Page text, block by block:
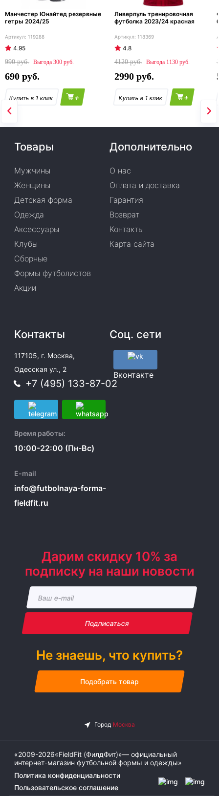
Манчестер Юнайтед резервные
гетры 2024/25
119288
4.95
990
300
690
+
Ливерпуль тренировочная
футболка 2023/24 красная
118369
4.8
4120
1130
2990
+
Товары
Мужчины
Женщины
Детская форма
Одежда
Аксессуары
Клубы
Сборные
Формы футболистов
Акции
Дополнительно
О нас
Оплата и доставка
Гарантия
Возврат
Контакты
Карта сайта
Контакты
117105, г. Москва,
Одесская ул., 2
+7 (495) 133-87-02
Время работы:
10:00-22:00 (Пн-Вс)
E-mail
info@futbolnaya-forma-
fieldfit.ru
Соц. сети
Вконтакте
Дарим скидку 10% за
подписку на наши новости
Подписаться
Не знаешь, что купить?
Подобрать товар
«2009-2026«FieldFit (ФилдФит)»— официальный
интернет-магазин футбольной формы и одежды»
Политика конфиденциальности
Пользовательское соглашение